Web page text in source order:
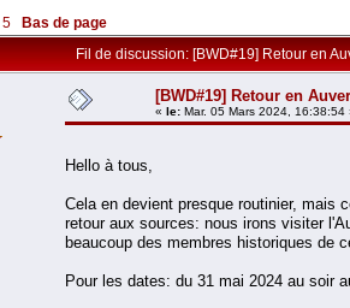
5
Bas de page
Fil de discussion: [BWD#19] Retour en
[BWD#19] Retour en
« le: Mar. 05 Mars 2024, 16:38:54
Hello à tous,
Cela en devient presque routinier, mais
retour aux sources: nous irons visiter
beaucoup des membres historiques de
Pour les dates: du 31 mai 2024 au soir